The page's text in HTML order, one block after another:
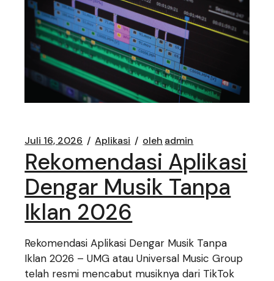
Juli 16, 2026 Aplikasi oleh admin
Rekomendasi Aplikasi
Dengar Musik Tanpa
Iklan 2026
Rekomendasi Aplikasi Dengar Musik Tanpa
Iklan 2026 – UMG atau Universal Music Group
telah resmi mencabut musiknya dari TikTok